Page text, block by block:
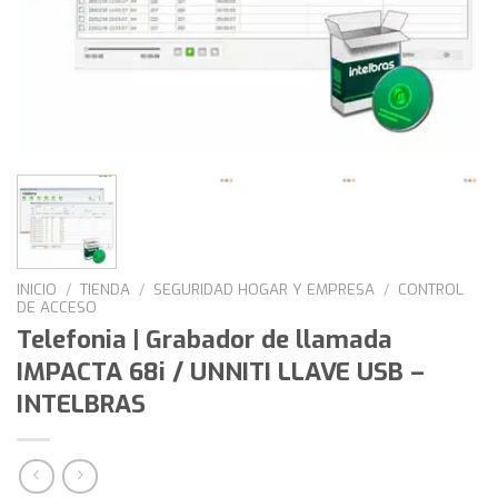
INICIO / TIENDA / SEGURIDAD HOGAR Y EMPRESA / CONTROL
DE ACCESO
Telefonia | Grabador de llamada
IMPACTA 68i / UNNITI LLAVE USB –
INTELBRAS